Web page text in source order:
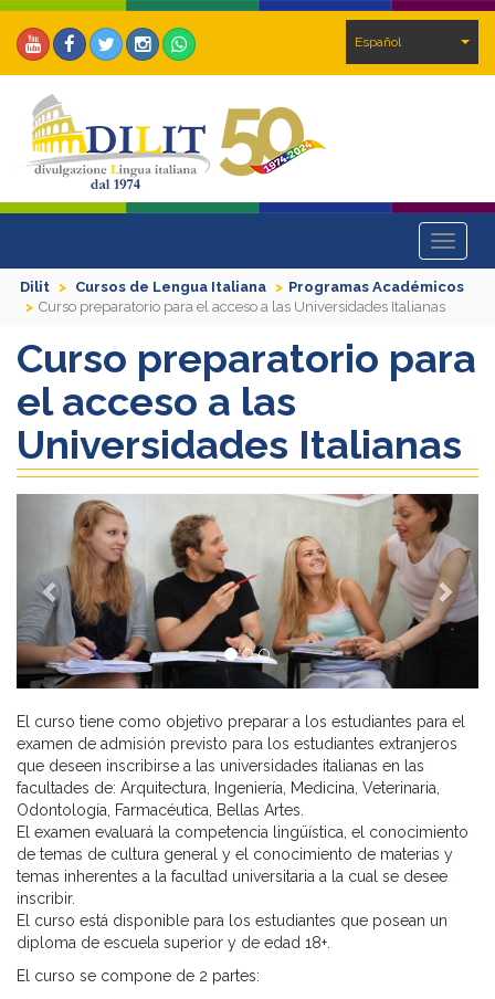
Español
Toggle
Dilit
Cursos de Lengua Italiana
Programas Académicos
Curso preparatorio para el acceso a las Universidades Italianas
Curso preparatorio para
el acceso a las
Universidades Italianas
Previous Next
El curso tiene como objetivo preparar a los estudiantes para el
examen de admisión previsto para los estudiantes extranjeros
que deseen inscribirse a las universidades italianas en las
facultades de: Arquitectura, Ingeniería, Medicina, Veterinaria,
Odontología, Farmacéutica, Bellas Artes.
El examen evaluará la competencia lingüística, el conocimiento
de temas de cultura general y el conocimiento de materias y
temas inherentes a la facultad universitaria a la cual se desee
inscribir.
El curso está disponible para los estudiantes que posean un
diploma de escuela superior y de edad 18+.
El curso se compone de 2 partes: